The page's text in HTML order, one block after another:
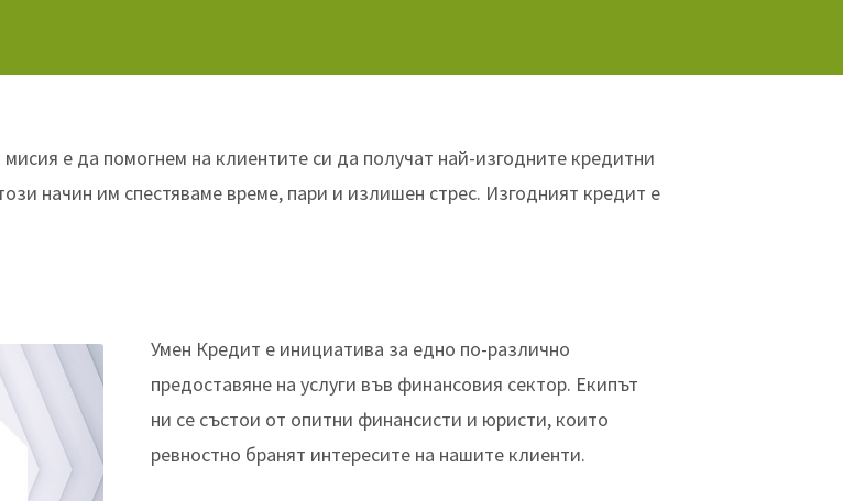
е да помогнем на клиентите си да получат най-изгодните кредитни
начин им спестяваме време, пари и излишен стрес. Изгодният кредит е
Умен Кредит е инициатива за едно по-различно
предоставяне на услуги във финансовия сектор. Екипът
ни се състои от опитни финансисти и юристи, които
ревностно бранят интересите на нашите клиенти.